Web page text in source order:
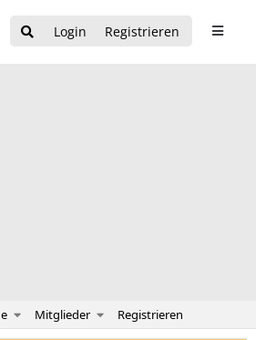
Login Registrieren
Mitglieder Registrieren